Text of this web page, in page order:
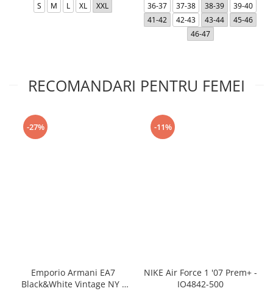
S M L XL XXL 36-37 37-38 38-39
39-40
41-42
42-43 43-44
45-46
46-47
RECOMANDARI PENTRU FEMEI
-27%
Emporio Armani EA7
Black&White Vintage NY -
-11%
NIKE Air Force 1 '07 Prem+ -
IO4842-500